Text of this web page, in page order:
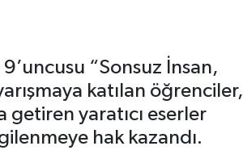
“Sonsuz İnsan,
katılan öğrenciler,
getiren yaratıcı eserler
hak kazandı.